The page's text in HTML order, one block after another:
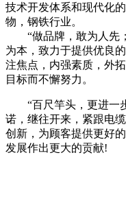
技术开发体系和现代化
物，钢铁行业。
“做品牌，敢为人先；
为本，致力于提供优良
注焦点，内强素质，外
目标而不懈努力。
“百尺竿头，更进一
诺，继往开来，紧跟电
创新，为顾客提供更好
发展作出更大的贡献!